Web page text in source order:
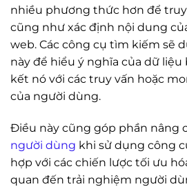
nhiều phương thức hơn để
cũng như xác định nội dung
web. Các công cụ tìm kiếm sẽ
này để hiểu ý nghĩa của dữ liệu
kết nó với các truy vấn hoặc
của người dùng.
Điều này cũng góp phần nâng
người dùng khi sử dụng công
hợp với các chiến lược tối ưu
quan đến trải nghiệm người